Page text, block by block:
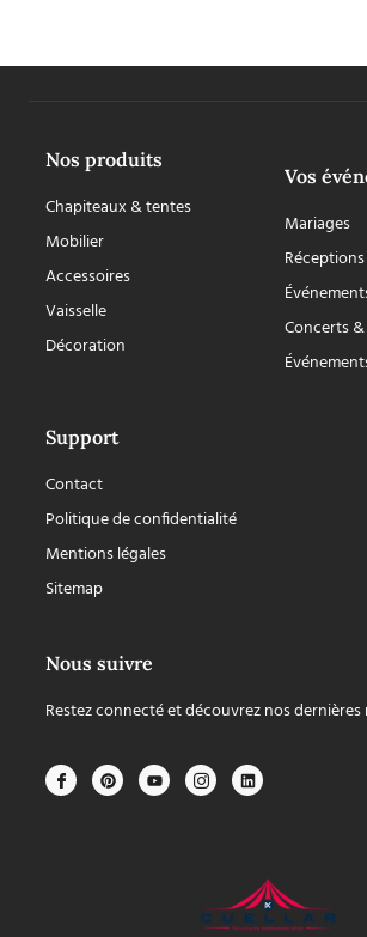
Nos produits
Chapiteaux & tentes
Mobilier
Accessoires
Vaisselle
Décoration
Vos
Mariages
Réceptions
Concerts
Support
Contact
Politique de confidentialité
Mentions légales
Sitemap
Nous suivre
Restez connecté et découvrez nos